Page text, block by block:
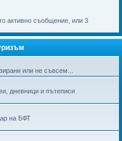
активно съобщение, или 3
или не съвсем...
дневници и пътеписи
на БФТ